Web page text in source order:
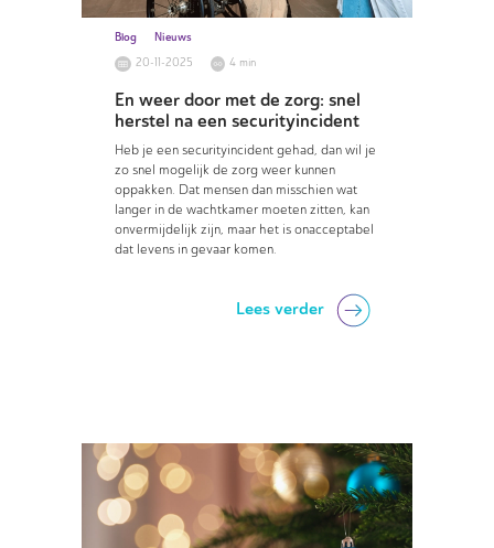
Blog
Nieuws
20-11-2025
4 min
En weer door met de zorg: snel
herstel na een securityincident
Heb je een securityincident gehad, dan wil je
zo snel mogelijk de zorg weer kunnen
oppakken. Dat mensen dan misschien wat
langer in de wachtkamer moeten zitten, kan
onvermijdelijk zijn, maar het is onacceptabel
dat levens in gevaar komen.
Lees verder